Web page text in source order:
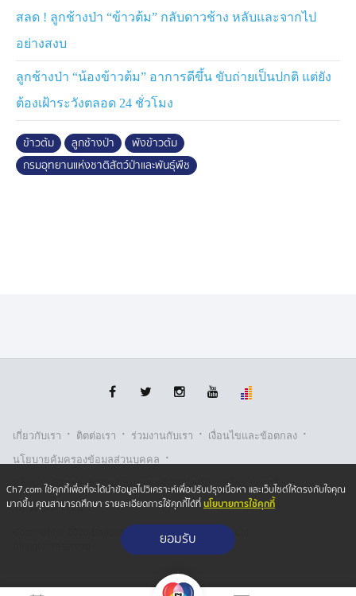
ทั้งนี้ “ข้าวต้ม” มีพฤติกรรมร่าเริงกว่าปกติ มีพลังมากขึ้น
แสดงความสนใจต่อพี่เลี้ยงและสิ่งแวดล้อมรอบตัวเพิ่มขึ้น
ประเมินอาการอย่างใกล้ชิดเป็นรายวัน และมีคนคอยดูแล
ตลอด 24 ชั่วโมง เพื่อให้แน่ใจว่าลูกช้างจะฟื้นตัวอย่าง
สลด ! ลูกช้างป่า “ข้าวต้ม” กลับดาวช้าง หลับและจากไป
อย่างสงบ
ลูกช้างป่า “น้องข้าวต้ม” อาการดีขึ้น ขับถ่ายเป็นปกติ แต่ยัง
ต้องเฝ้าระวังตลอด 24 ชั่วโมง
ข้าวต้ม ลูกช้างป่า
พังข้าวต้ม
กรมอุทยานแห่งชาติสัตว์ป่าและพันธุ์พืช
เกี่ยวกับเรา · ติตต่อเรา · ร่วมงานกับเรา · เงื่อนไขและข้อตกลง ·
นโยบายคุ้มครองข้อมูลส่วนบุคคล ·
นโยบายคุ้มครองข้อมูลส่วนบุคคล (ออนไลน์) · นโยบายคุกกี้ ·
รับเรื่องร้องเรียน
Copyright © 2026 Bangkok Broadcasting & T.V. Co.,Ltd.
Ch7.com ใช้คุกกี้เพื่อที่จะได้นำข้อมูลไปวิเคราะห์เพื่อปรับปรุงเนื้อหา และเว็บไซต์ให้ตรงกับใจคุณ
มากขึ้น คุณสามารถศึกษา รายละเอียดการใช้คุกกี้ได้ที่นโยบายการใช้คุกกี้
ยอมรับ